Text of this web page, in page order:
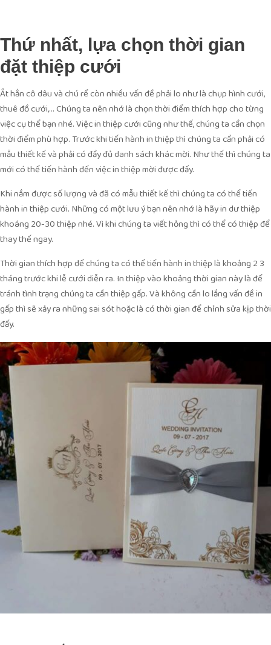
Thứ nhất, lựa chọn thời gian
đặt thiệp cưới
Ắt hẳn cô dâu và chú rể còn nhiều vấn đề phải lo như là chụp hình cưới,
thuê đồ cưới,… Chúng ta nên nhớ là chọn thời điểm thích hợp cho từng
việc cụ thể bạn nhé. Việc in thiệp cưới cũng như thế, chúng ta cần chọn
thời điểm phù hợp. Trước khi tiến hành in thiệp thì chúng ta cần phải có
mẫu thiết kế và phải có đầy đủ danh sách khác mời. Như thế thì chúng ta
mới có thể tiến hành đến việc in thiệp mời được đấy.
Khi nắm được số lượng và đã có mẫu thiết kế thì chúng ta có thể tiến
hành in thiệp cưới. Những có một lưu ý bạn nên nhớ là hãy in dư thiệp
khoáng 20-30 thiệp nhé. Vì khi chúng ta viết hỏng thì có thể có thiệp để
thay thế ngay.
Thời gian thích hợp để chúng ta có thể tiến hành in thiệp là khoảng 2 3
tháng trước khi lễ cưới diễn ra. In thiệp vào khoảng thời gian này là để
tránh tình trạng chúng ta cần thiệp gấp. Và không cần lo lắng vấn đề in
gấp thì sẽ xảy ra những sai sót hoặc là có thời gian để chỉnh sửa kịp thời
đấy.